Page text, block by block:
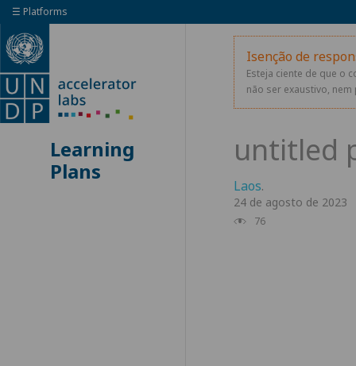
☰ Platforms
Learning
Plans
Isenção de
Esteja ciente de que o
não ser exaustivo,
Laos.
24 de agosto de 2023
76